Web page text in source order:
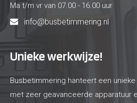
Ma t/m vr van 07.00 - 16.00 uur
info@busbetimmering.nl
Unieke werkwijze!
Busbetimmering hanteert een
met zeer geavanceerde apparatuur